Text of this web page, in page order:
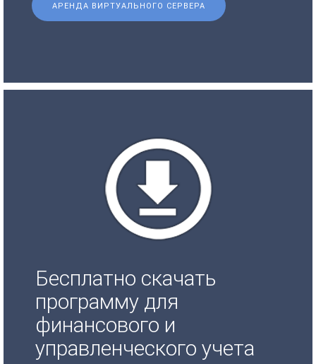
АРЕНДА ВИРТУАЛЬНОГО СЕРВЕРА
Бесплатно скачать
программу для
финансового и
управленческого учета